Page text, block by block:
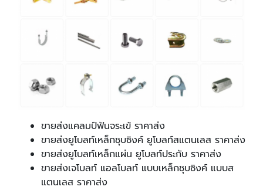
ขายส่งแคลมป์ฟันจระเข้ ราคาส่ง
ขายส่งยูโบลท์เหล็กชุบซิงค์ ยูโบลท์สแตนเลส ราคาส่ง
ขายส่งยูโบลท์เหล็กแผ่น ยูโบลท์ประกับ ราคาส่ง
ขายส่งเจโบลท์ แอลโบลท์ แบบเหล็กชุบซิงค์ แบบส
แตนเลส ราคาส่ง